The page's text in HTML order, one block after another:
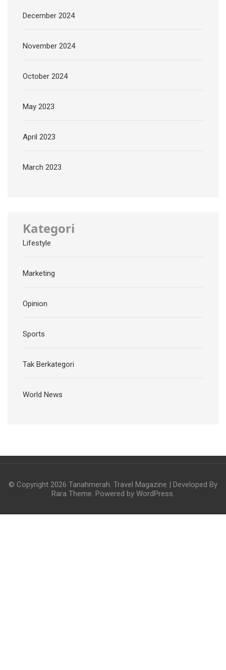
December 2024
November 2024
October 2024
May 2023
April 2023
March 2023
Kategori
Lifestyle
Marketing
Opinion
Sports
Tak Berkategori
World News
© Copyright 2026 Tanahmerah. Travel Magazine | Developed By
Rara Theme. Powered by WordPress.